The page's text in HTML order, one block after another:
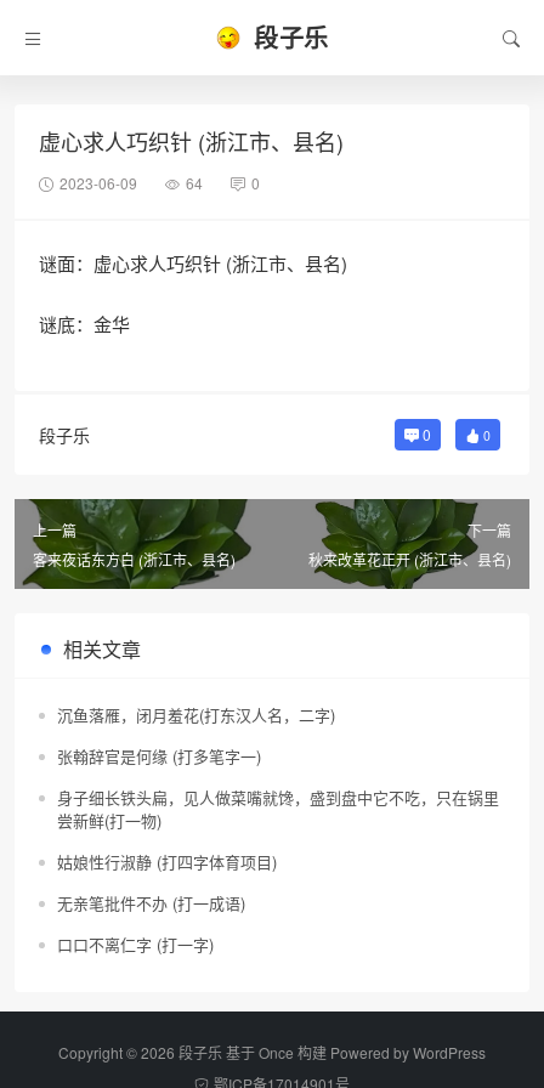
段子乐
虚心求人巧织针 (浙江市、县名)
2023-06-09 64 0
谜面：虚心求人巧织针 (浙江市、县名)
谜底：金华
段子乐 0 0
上一篇
客来夜话东方白 (浙江市、县名)
下一篇
秋来改革花正开 (浙江市、县名)
相关文章
沉鱼落雁，闭月羞花(打东汉人名，二字)
张翰辞官是何缘 (打多笔字一)
身子细长铁头扁，见人做菜嘴就馋，盛到盘中它不吃，只在锅里
尝新鲜(打一物)
姑娘性行淑静 (打四字体育项目)
无亲笔批件不办 (打一成语)
口口不离仁字 (打一字)
Copyright © 2026 段子乐 基于 Once 构建 Powered byWordPress
鄂ICP备17014901号